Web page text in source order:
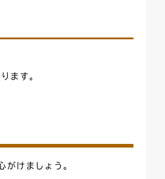
ます。
がけましょう。